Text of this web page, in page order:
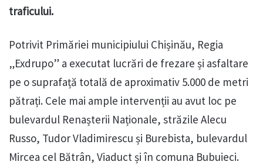
traficului.
Potrivit Primăriei municipiului Chișinău, Regia
„Exdrupo” a executat lucrări de frezare și asfaltare
pe o suprafață totală de aproximativ 5.000 de metri
pătrați. Cele mai ample intervenții au avut loc pe
bulevardul Renașterii Naționale, străzile Alecu
Russo, Tudor Vladimirescu și Burebista, bulevardul
Mircea cel Bătrân, Viaduct și în comuna Bubuieci.